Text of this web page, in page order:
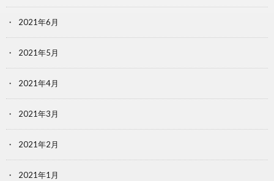
2021年6月
2021年5月
2021年4月
2021年3月
2021年2月
2021年1月